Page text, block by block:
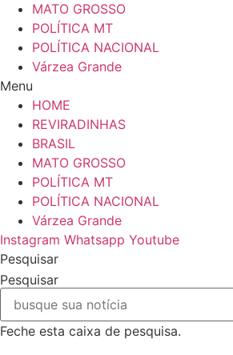
MATO GROSSO
POLÍTICA MT
POLÍTICA NACIONAL
Várzea Grande
Menu
HOME
REVIRADINHAS
BRASIL
MATO GROSSO
POLÍTICA MT
POLÍTICA NACIONAL
Várzea Grande
Instagram Whatsapp Youtube
Pesquisar
Pesquisar
Feche esta caixa de pesquisa.